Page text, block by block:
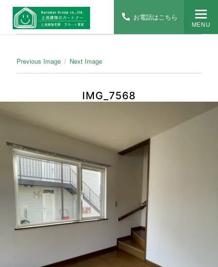
MENU
Previous Image Next Image
IMG_7568
お電話はこちら